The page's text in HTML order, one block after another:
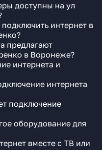
доступны на ул
интернет в
предлагают
в Воронеже?
интернета и
интернета
подключение
оборудование для
вместе с ТВ или